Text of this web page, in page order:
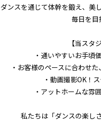
ダンスを通じて体幹を鍛え、美
毎日を目
【当スタ
・通いやすいお手頃
・お客様のペースに合わせ
・動画撮影OK！
・アットホームな雰
私たちは「ダンスの楽し